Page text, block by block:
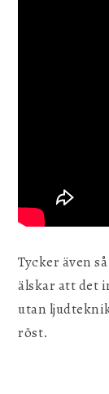
Tycker även
älskar att det
utan
röst.